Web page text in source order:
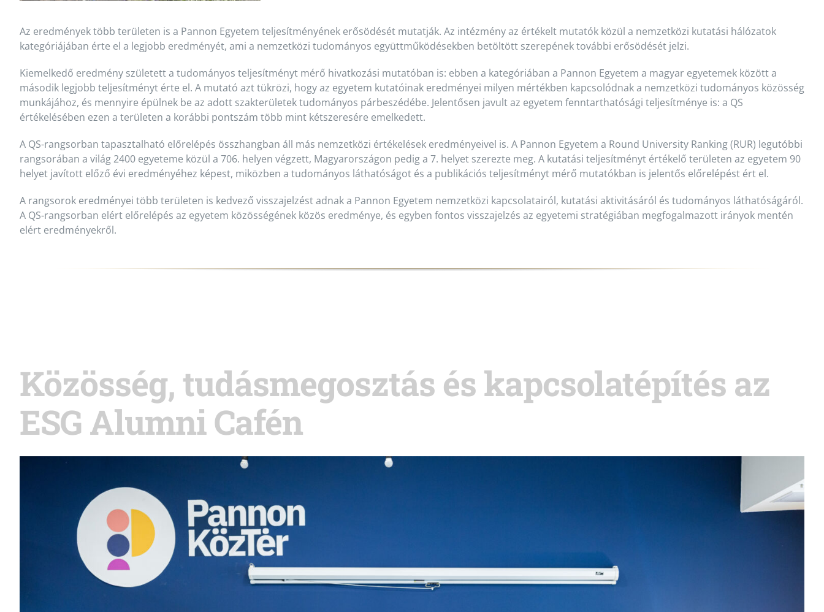
Az eredmények több területen is a Pannon Egyetem teljesítményének erősödését mutatják. Az intézmény az értékelt mutatók közül a nemzetközi kutatási hálózatok
kategóriájában érte el a legjobb eredményét, ami a nemzetközi tudományos együttműködésekben betöltött szerepének további erősödését jelzi.
Kiemelkedő eredmény született a tudományos teljesítményt mérő hivatkozási mutatóban is: ebben a kategóriában a Pannon Egyetem a magyar egyetemek között a
második legjobb teljesítményt érte el. A mutató azt tükrözi, hogy az egyetem kutatóinak eredményei milyen mértékben kapcsolódnak a nemzetközi tudományos közösség
munkájához, és mennyire épülnek be az adott szakterületek tudományos párbeszédébe. Jelentősen javult az egyetem fenntarthatósági teljesítménye is: a QS
értékelésében ezen a területen a korábbi pontszám több mint kétszeresére emelkedett.
A QS-rangsorban tapasztalható előrelépés összhangban áll más nemzetközi értékelések eredményeivel is. A Pannon Egyetem a Round University Ranking (RUR) legutóbbi
rangsorában a világ 2400 egyeteme közül a 706. helyen végzett, Magyarországon pedig a 7. helyet szerezte meg. A kutatási teljesítményt értékelő területen az egyetem 90
helyet javított előző évi eredményéhez képest, miközben a tudományos láthatóságot és a publikációs teljesítményt mérő mutatókban is jelentős előrelépést ért el.
A rangsorok eredményei több területen is kedvező visszajelzést adnak a Pannon Egyetem nemzetközi kapcsolatairól, kutatási aktivitásáról és tudományos láthatóságáról.
A QS-rangsorban elért előrelépés az egyetem közösségének közös eredménye, és egyben fontos visszajelzés az egyetemi stratégiában megfogalmazott irányok mentén
elért eredményekről.
Közösség, tudásmegosztás és kapcsolatépítés az
ESG Alumni Cafén